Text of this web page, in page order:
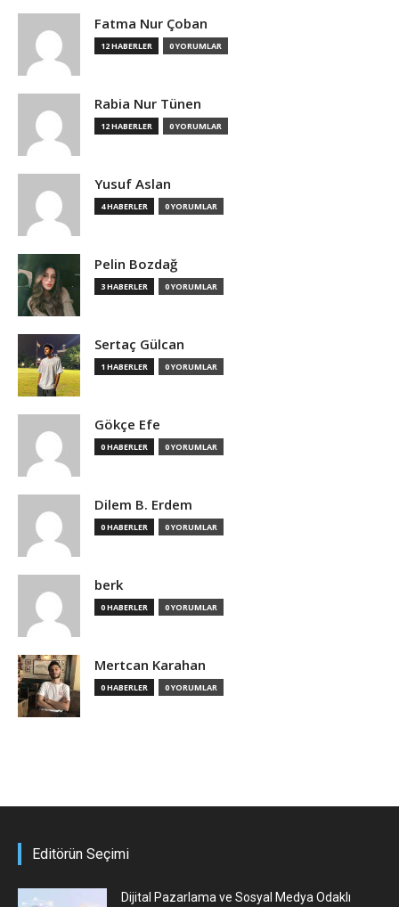
Fatma Nur Çoban
12 HABERLER 0 YORUMLAR
Rabia Nur Tünen
12 HABERLER 0 YORUMLAR
Yusuf Aslan
4 HABERLER 0 YORUMLAR
Pelin Bozdağ
3 HABERLER 0 YORUMLAR
Sertaç Gülcan
1 HABERLER 0 YORUMLAR
Gökçe Efe
0 HABERLER 0 YORUMLAR
Dilem B. Erdem
0 HABERLER 0 YORUMLAR
berk
0 HABERLER 0 YORUMLAR
Mertcan Karahan
0 HABERLER 0 YORUMLAR
Editörün Seçimi
Dijital Pazarlama ve Sosyal Medya Odaklı